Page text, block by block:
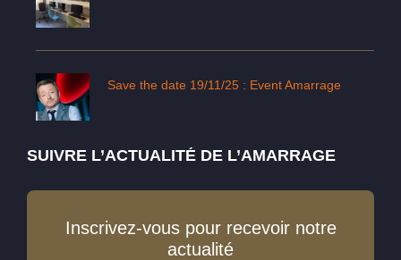
Save the date 19/11/25 : Event Amarrage
SUIVRE L’ACTUALITÉ DE L’AMARRAGE
Inscrivez-vous pour recevoir notre
actualité